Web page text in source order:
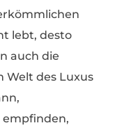
lebt, desto
auch die
Welt des Luxus
empfinden,